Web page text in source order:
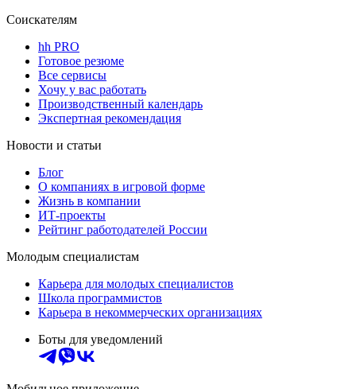
Соискателям
hh PRO
Готовое резюме
Все сервисы
Хочу у вас работать
Производственный календарь
Экспертная рекомендация
Новости и статьи
Блог
О компаниях в игровой форме
Жизнь в компании
ИТ-проекты
Рейтинг работодателей России
Молодым специалистам
Карьера для молодых специалистов
Школа программистов
Карьера в некоммерческих организациях
Боты для уведомлений